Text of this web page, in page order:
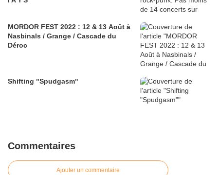
MORDOR FEST 2022 : 12 & 13 Août à
Nasbinals / Grange / Cascade du
Déroc
Shifting "Spudgasm"
Commentaires
Ajouter un commentaire